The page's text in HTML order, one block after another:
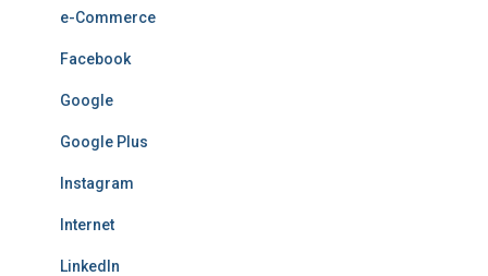
e-Commerce
Facebook
Google
Google Plus
Instagram
Internet
LinkedIn